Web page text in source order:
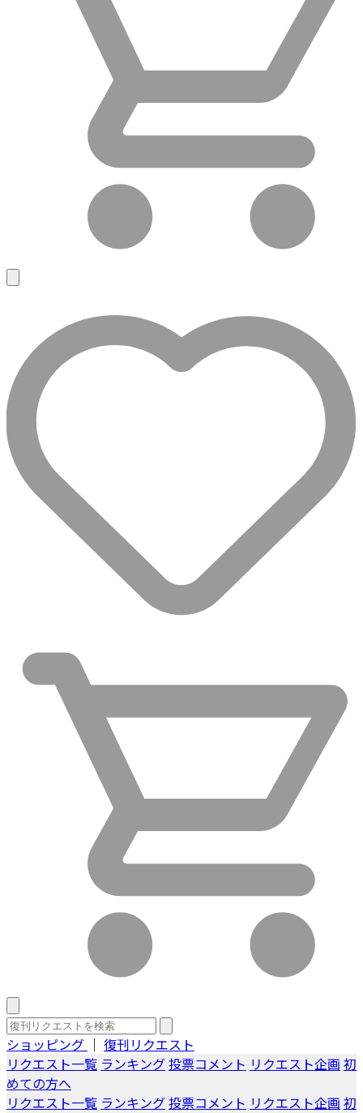
ショッピング ｜ 復刊リクエスト
リクエスト一覧 ランキング投票コメント リクエスト企画 初
めての方へ
リクエスト一覧 ランキング投票コメント リクエスト企画 初